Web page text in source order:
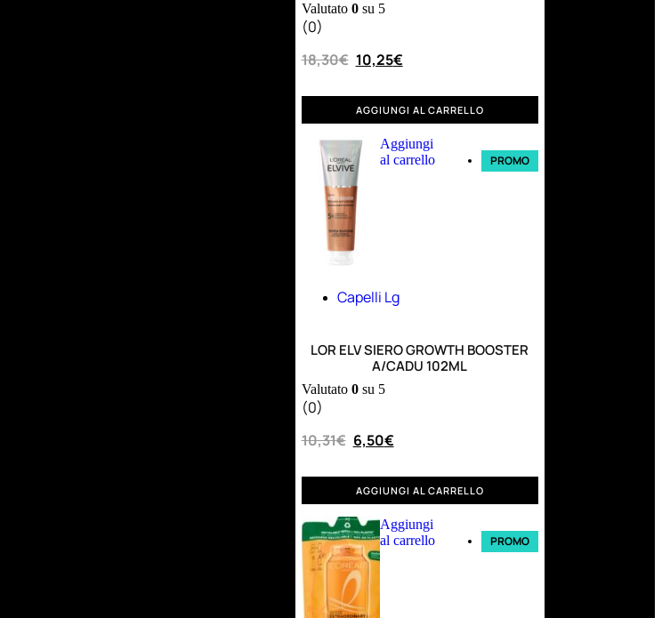
Valutato 0su 5
(0)
18,30€ 10,25€
AGGIUNGI AL CARRELLO
Aggiungi
al carrello
PROMO
Capelli Lg
LOR ELV SIERO GROWTH BOOSTER
A/CADU 102ML
Valutato 0su 5
(0)
10,31€ 6,50€
AGGIUNGI AL CARRELLO
Aggiungi
al carrello
PROMO